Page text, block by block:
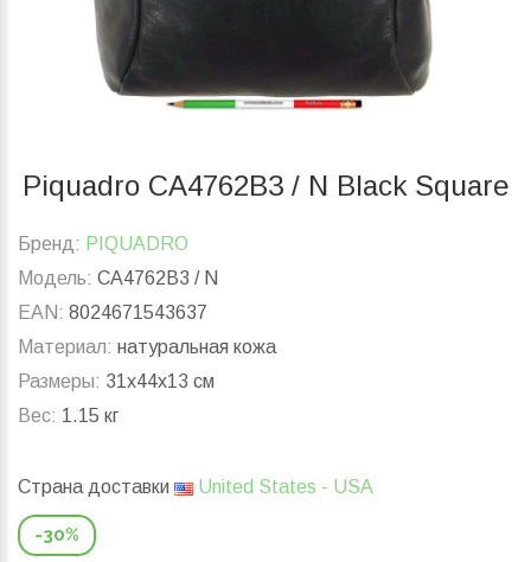
Piquadro CA4762B3 / N Black Square
Бренд: PIQUADRO
Модель: CA4762B3 / N
EAN: 8024671543637
Материал: натуральная кожа
Размеры: 31x44x13 см
Вес: 1.15 кг
Страна доставки United States - USA
-30%